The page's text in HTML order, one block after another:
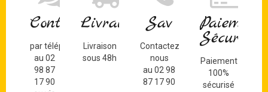
Contact
par téléphone
au 02
98 87
17 90
Livraison
Livraison
sous 48h
Sav
Contactez-
nous
au 02 98
87 17 90
Paiement
Sécurisé
Paiement
100%
sécurisé